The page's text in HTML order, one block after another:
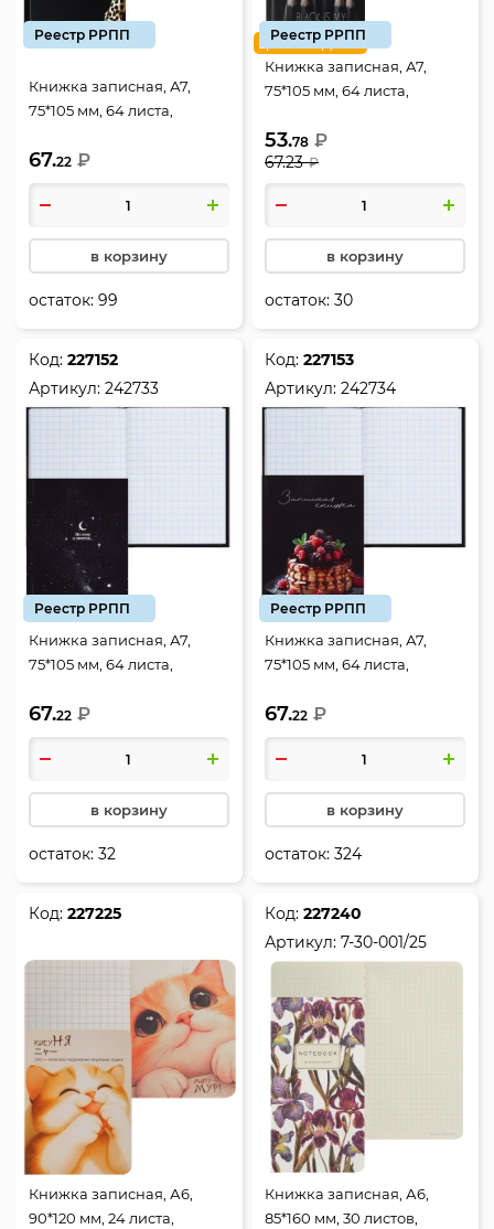
Реестр РРПП
Книжка записная, А7,
75*105 мм, 64 листа,
картон 7Бц, Леопард,
КОКОС, 252774
67.22 ₽
в корзину
остаток:99
цена недели
Реестр РРПП
Книжка записная, А7,
75*105 мм, 64 листа,
картон 7Бц, Only black,
KLERK, 241620
53.78 ₽
67.23 ₽
в корзину
остаток:30
Код:227152
Артикул:242733
Реестр РРПП
Книжка записная, А7,
75*105 мм, 64 листа,
картон 7Бц, До луны и
обратно, KLERK, 242733
67.22 ₽
в корзину
остаток:32
Код:227153
Артикул:242734
Реестр РРПП
Книжка записная, А7,
75*105 мм, 64 листа,
картон 7Бц, Десерт,
KLERK, 242734
67.22 ₽
в корзину
остаток:324
Код:227225
Книжка записная, А6,
90*120 мм, 24 листа,
Код:227240
Артикул:7-30-001/25
Книжка записная, А6,
85*160 мм, 30 листов,